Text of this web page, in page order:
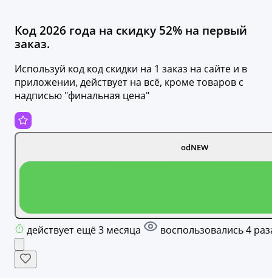
Код 2026 года на скидку 52% на первый
заказ.
Используй код код скидки на 1 заказ на сайте и в
приложении, действует на всё, кроме товаров с
надписью "финальная цена"
odNEW
действует ещё 3 месяца воспользовались 4